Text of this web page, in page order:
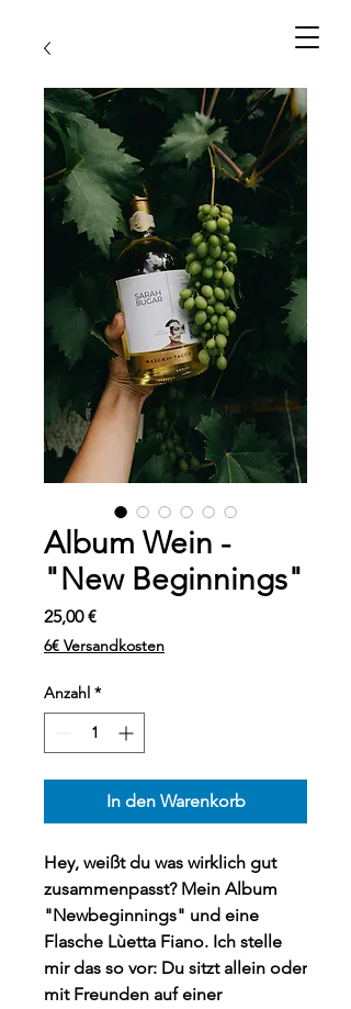
Album Wein -
"New Beginnings"
25,00 €Preis
6€ Versandkosten
Anzahl *
In den Warenkorb
Hey, weißt du was wirklich gut
zusammenpasst? Mein Album
"Newbeginnings" und eine
Flasche Lùetta Fiano. Ich stelle
mir das so vor: Du sitzt allein oder
mit Freunden auf einer